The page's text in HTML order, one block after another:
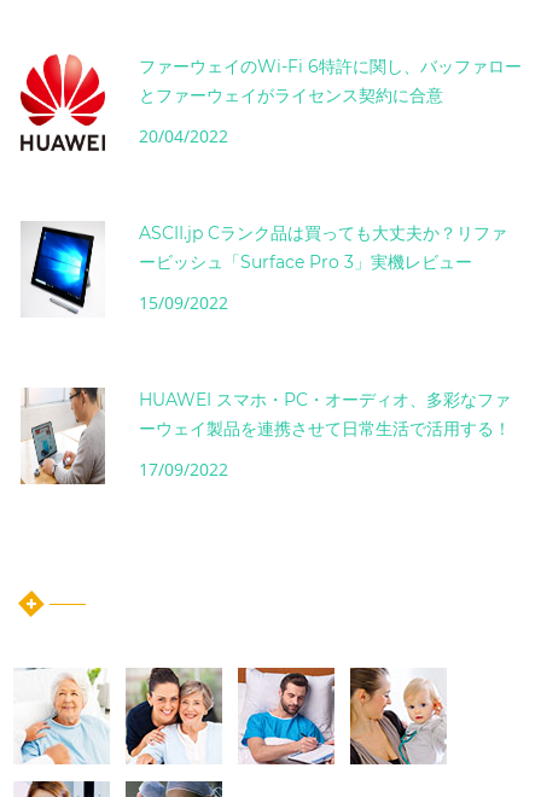
ファーウェイのWi-Fi 6特許に関し、バッファロー
とファーウェイがライセンス契約に合意
20/04/2022
ASCII.jp Cランク品は買っても大丈夫か？リファ
ービッシュ「Surface Pro 3」実機レビュー
15/09/2022
HUAWEI スマホ・PC・オーディオ、多彩なファ
ーウェイ製品を連携させて日常生活で活用する！
17/09/2022